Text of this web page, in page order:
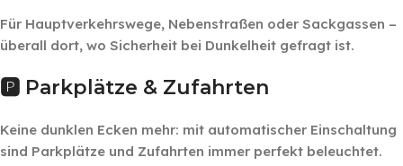
Für Hauptverkehrswege, Nebenstraßen oder Sackgassen –
überall dort, wo Sicherheit bei Dunkelheit gefragt ist.
🅿️ Parkplätze & Zufahrten
Keine dunklen Ecken mehr: mit automatischer Einschaltung
sind Parkplätze und Zufahrten immer perfekt beleuchtet.